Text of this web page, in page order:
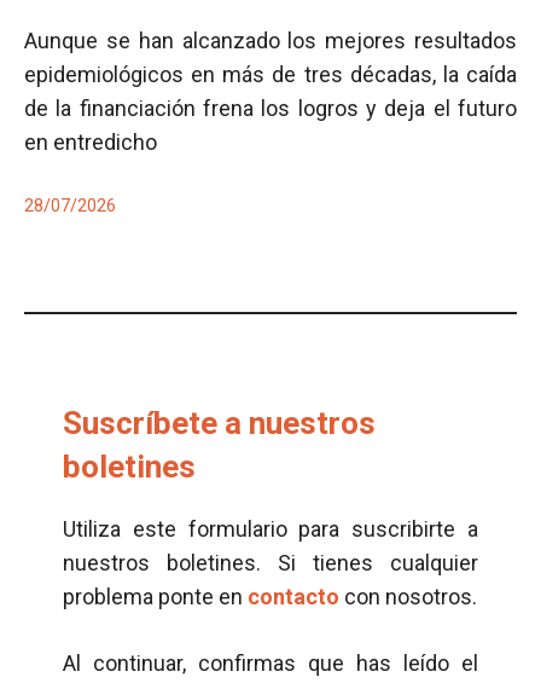
Aunque se han alcanzado los mejores resultados
epidemiológicos en más de tres décadas, la caída
de la financiación frena los logros y deja el futuro
en entredicho
28/07/2026
Suscríbete a nuestros
boletines
Utiliza este formulario para suscribirte a
nuestros boletines. Si tienes cualquier
problema ponte en contacto con nosotros.
Al continuar, confirmas que has leído el